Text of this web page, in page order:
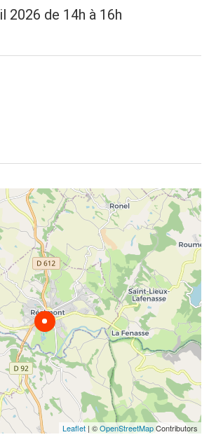
2026 de 14h à 16h
Leaflet| ©OpenStreetMapContributors